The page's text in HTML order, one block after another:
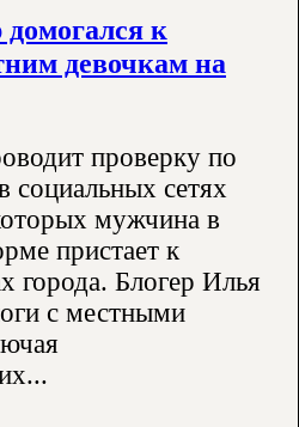
к
девочкам на
проверку по
социальных сетях
мужчина в
пристает к
города. Блогер Илья
с местными